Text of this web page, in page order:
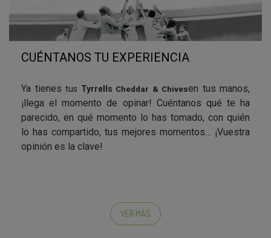
CUÉNTANOS TU EXPERIENCIA
Ya tienes tus Tyrrells Cheddar & Chivesen tus manos,
¡llega el momento de opinar! Cuéntanos qué te ha
parecido, en qué momento lo has tomado, con quién
lo has compartido, tus mejores momentos… ¡Vuestra
opinión es la clave!
producto que encontraréis en la parte superior de la
VER MÁS